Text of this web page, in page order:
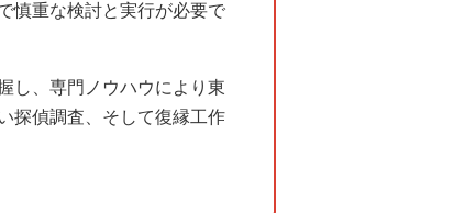
慎重な検討と実行が必要で
し、専門ノウハウにより東
探偵調査、そして復縁工作